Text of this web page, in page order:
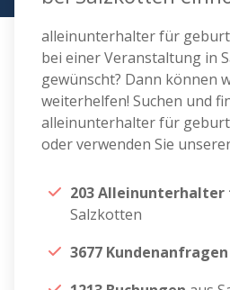
alleinunterhalter für
bei einer Veranstaltung in
gewünscht? Dann können
weiterhelfen! Suchen und
alleinunterhalter für
oder verwenden Sie
203
Salzkotten
3677 Kundenanfragen